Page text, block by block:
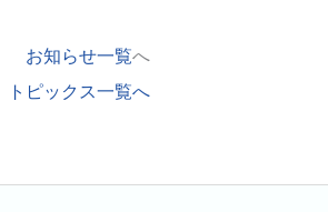
お知らせ一覧へ
トピックス一覧へ